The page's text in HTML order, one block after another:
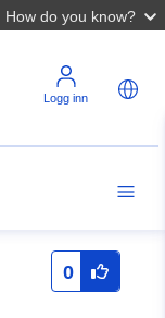
How do you know?
Logg inn
0